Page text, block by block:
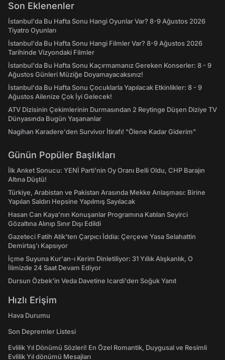
Son Eklenenler
İstanbul'da Bu Hafta Sonu Hangi Oyunlar Var? 8-9 Ağustos 2026
Tiyatro Oyunları
İstanbul'da Bu Hafta Sonu Hangi Filmler Var? 8-9 Ağustos 2026
Tarihinde Vizyondaki Filmler
İstanbul'da Bu Hafta Sonu Kaçırmamanız Gereken Konserler: 8 - 9
Ağustos Günleri Müziğe Doyamayacaksınız!
İstanbul'da Bu Hafta Sonu Çocuklarla Yapılacak Etkinlikler: 8 - 9
Ağustos Ailenize Çok İyi Gelecek!
ATV Dizisinin Çekimlerinin Durmasından 2 Reytinge Düşen Diziye TV
Dünyasında Bugün Yaşananlar
Nagihan Karadere'den Survivor İtirafı! "Ölene Kadar Giderim"
Günün Popüler Başlıkları
İlk Anket Sonucu: YENİ Parti'nin Oy Oranı Belli Oldu, CHP Barajın
Altına Düştü!
Türkiye, Arabistan ve Pakistan Arasında Mekke Anlaşması: Birine
Yapılan Saldırı Hepsine Yapılmış Sayılacak
Hasan Can Kaya’nın Konuşanlar Programına Katılan Seyirci
Gözaltına Alınıp Sınır Dışı Edildi
Gazeteci Fatih Atik'ten Çarpıcı İddia: Çerçeve Yasa Selahattin
Demirtaş'ı Kapsıyor
İçme Suyuna Kur'an-ı Kerim Dinletiliyor: 31 Yıllık Alışkanlık, O
İlimizde 24 Saat Devam Ediyor
Dursun Özbek'in Veda Davetine Icardi'den Soğuk Yanıt
Hızlı Erişim
Hava Durumu
Son Depremler Listesi
Evlilik Yıl Dönümü Sözleri! En Özel Romantik, Duygusal ve Resimli
Evlilik Yıl dönümü Mesajları